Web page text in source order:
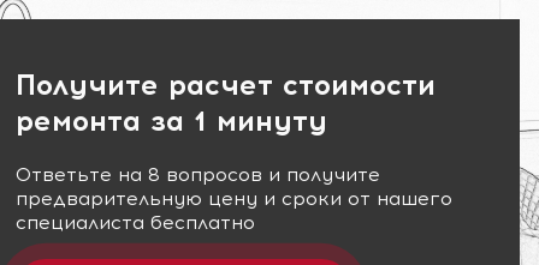
Получите расчет стоимости
ремонта за 1 минуту
Ответьте на 8 вопросов и получите
предварительную цену и сроки от нашего
специалиста бесплатно